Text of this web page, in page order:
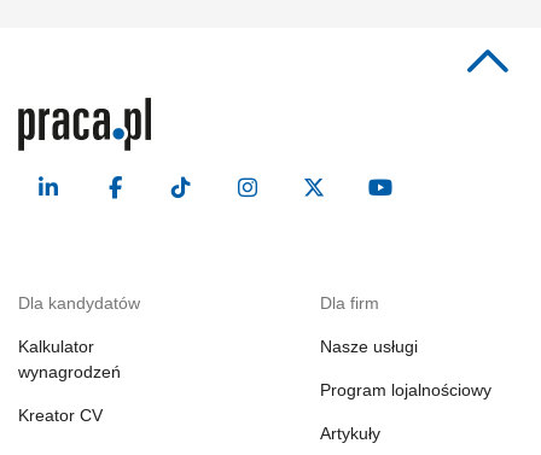
Dla kandydatów
Kalkulator
wynagrodzeń
Kreator CV
Dla firm
Nasze usługi
Program lojalnościowy
Artykuły